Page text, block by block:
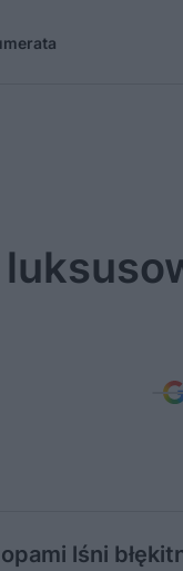
lśni